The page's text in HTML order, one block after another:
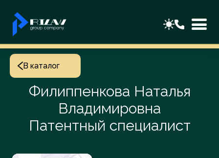
В каталог
Филиппенкова Наталья
Владимировна
Патентный специалист